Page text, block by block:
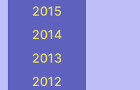
2015
2014
2013
2012